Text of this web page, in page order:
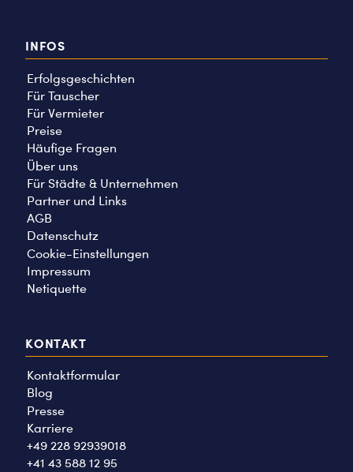
INFOS
Erfolgsgeschichten
Für Tauscher
Für Vermieter
Preise
Häufige Fragen
Über uns
Für Städte & Unternehmen
Partner und Links
AGB
Datenschutz
Cookie-Einstellungen
Impressum
Netiquette
KONTAKT
Kontaktformular
Blog
Presse
Karriere
+49 228 92939018
+41 43 588 12 95